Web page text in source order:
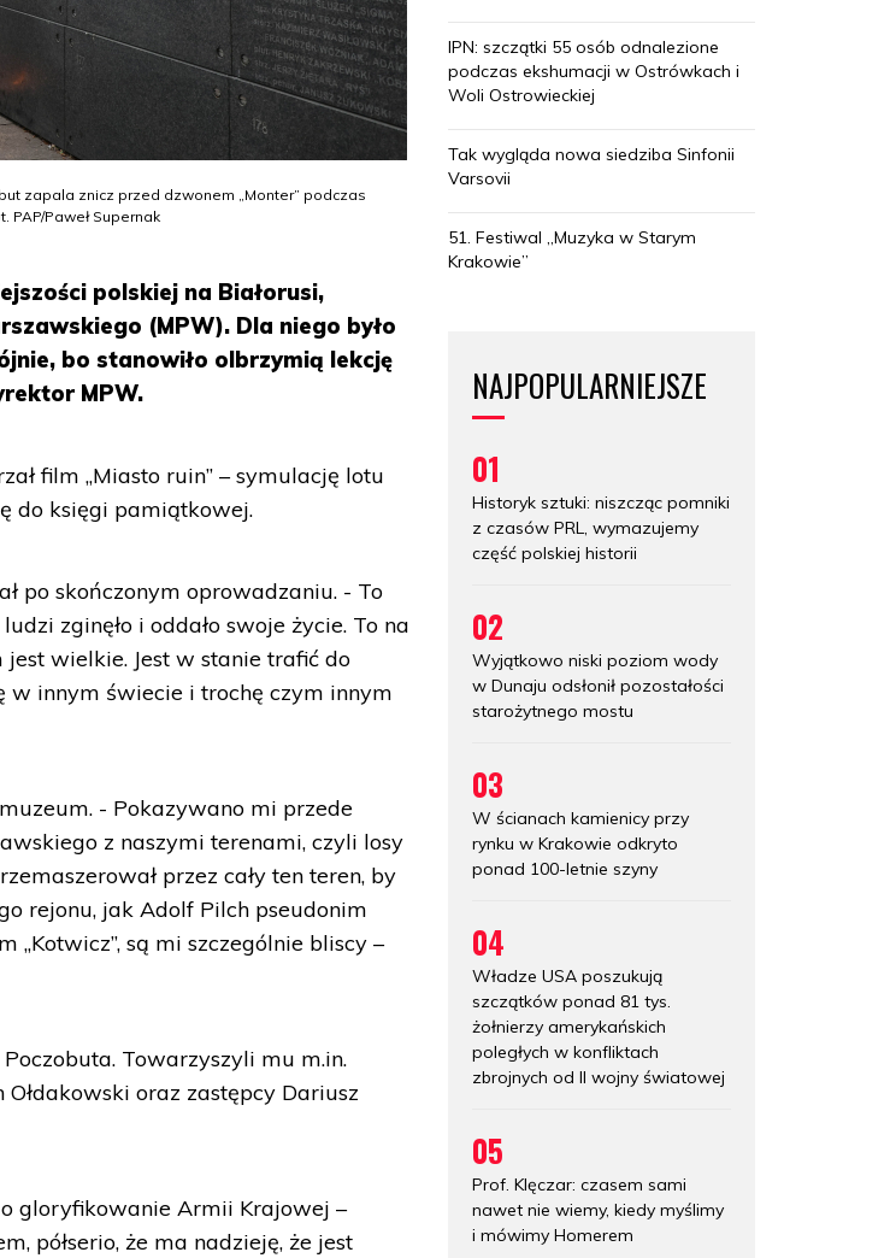
zapala znicz przed dzwonem „Monter” podczas
Paweł Supernak
polskiej na Białorusi,
(MPW). Dla niego było
bo stanowiło olbrzymią lekcję
MPW.
film „Miasto ruin” – symulację lotu
do księgi pamiątkowej.
po skończonym oprowadzaniu. - To
zginęło i oddało swoje życie. To na
wielkie. Jest w stanie trafić do
w innym świecie i trochę czym innym
- Pokazywano mi przede
z naszymi terenami, czyli losy
przez cały ten teren, by
rejonu, jak Adolf Pilch pseudonim
„Kotwicz”, są mi szczególnie bliscy –
Towarzyszyli mu m.in.
oraz zastępcy Dariusz
o gloryfikowanie Armii Krajowej –
półserio, że ma nadzieję, że jest
IPN: szczątki 55 osób odnalezione
podczas ekshumacji w Ostrówkach i
Woli Ostrowieckiej
Tak wygląda nowa siedziba Sinfonii
Varsovii
51. Festiwal „Muzyka w Starym
Krakowie”
NAJPOPULARNIEJSZE
01
Historyk sztuki: niszcząc pomniki
z czasów PRL, wymazujemy
część polskiej historii
02
Wyjątkowo niski poziom wody
w Dunaju odsłonił pozostałości
starożytnego mostu
03
W ścianach kamienicy przy
rynku w Krakowie odkryto
ponad 100-letnie szyny
04
Władze USA poszukują
szczątków ponad 81 tys.
żołnierzy amerykańskich
poległych w konfliktach
zbrojnych od II wojny światowej
05
Prof. Klęczar: czasem sami
nawet nie wiemy, kiedy myślimy
i mówimy Homerem